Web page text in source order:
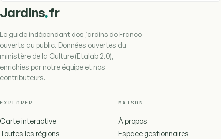
Jardins.fr
Le guide indépendant des jardins de France
ouverts au public. Données ouvertes du
ministère de la Culture (Etalab 2.0),
enrichies par notre équipe et nos
contributeurs.
EXPLORER
Carte interactive
Toutes les régions
MAISON
À propos
Espace gestionnaires